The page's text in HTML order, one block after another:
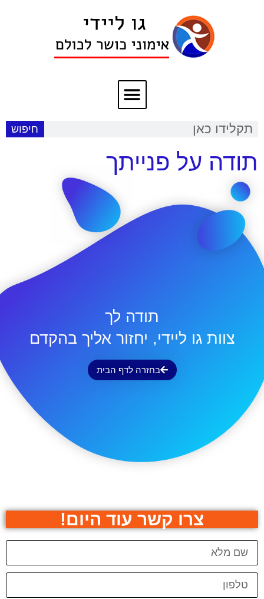
חיפוש
תודה על פנייתך
תודה לך
צוות גו ליידי, יחזור אליך בהקדם
בחזרה לדף הבית
צרו קשר עוד היום!